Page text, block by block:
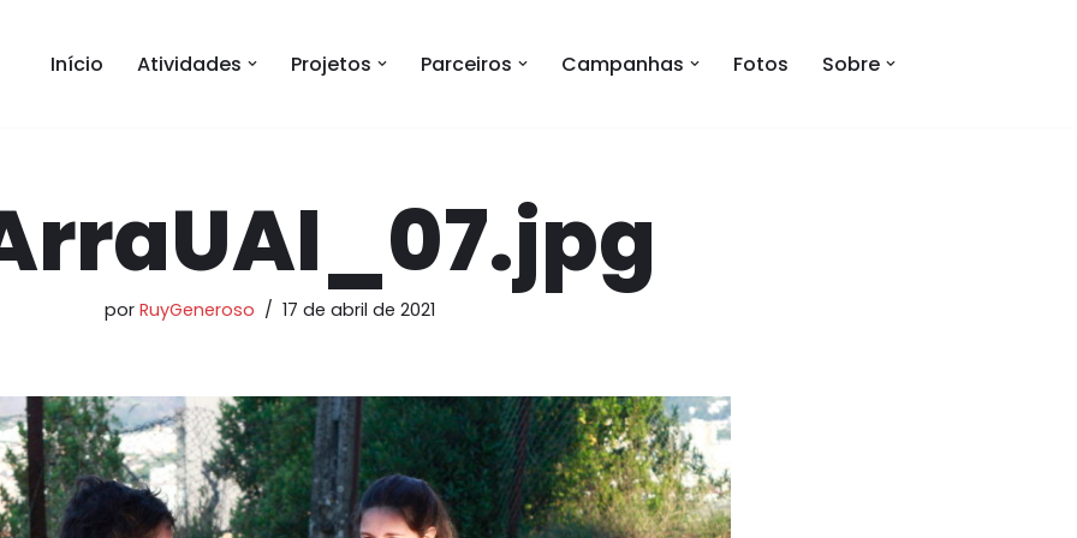
Início Atividades Projetos Parceiros Campanhas Fotos Sobre
por RuyGeneroso 17 de abril de 2021